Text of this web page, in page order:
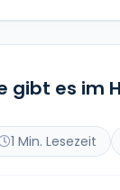
gibt es im
1 Min. Lesezeit